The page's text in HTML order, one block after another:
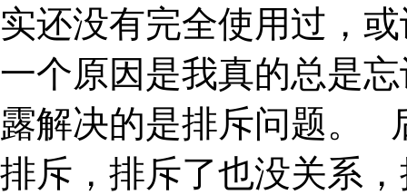
实还没有完全使用过，
一个原因是我真的总是
露解决的是排斥问题。
排斥，排斥了也没关系